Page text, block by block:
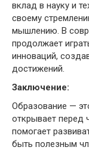
вклад в науку и
своему
мышлению. В
продолжает
инноваций,
достижений.
Заключение:
Образование —
открывает перед
помогает
быть полезным